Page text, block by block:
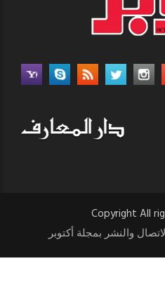
Copyright All
والنشر بمجلة أكتوبر